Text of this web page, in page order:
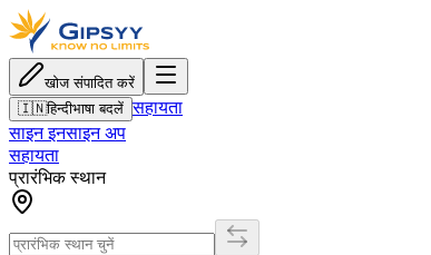
खोज संपादित करें
🇮🇳हिन्दीभाषा बदलें सहायता
साइन इनसाइन अप
सहायता
प्रारंभिक स्थान